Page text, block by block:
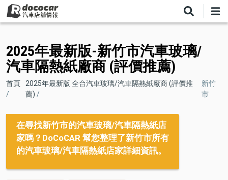
移
至
內
容2025年最新版-新竹市汽車玻璃/
汽車隔熱紙廠商 (評價推薦)
導
航
連
結
首頁
2025年最新版 全台汽車玻璃/汽車隔熱紙廠商 (評價推
薦)
新竹
市
在尋找新竹市的汽車玻璃/汽車隔熱紙店
家嗎？DoCoCAR 幫您整理了新竹市所有
的汽車玻璃/汽車隔熱紙店家詳細資訊。